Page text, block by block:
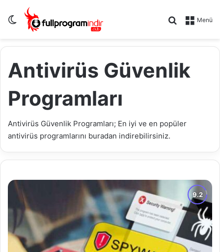
Dış görünümü değiştir Menü
Arama yap
Antivirüs Güvenlik
Programları
Antivirüs Güvenlik Programları; En iyi ve en popüler
antivirüs programlarını buradan indirebilirsiniz.